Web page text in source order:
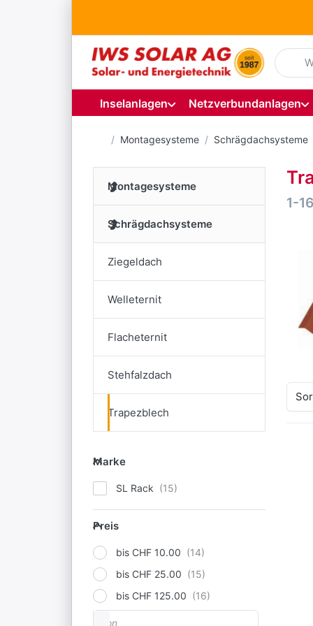
Geben
Inselanlagen Netzverbundanlagen
Startseite
Montagesysteme Schrägdachsysteme
Montagesysteme
Schrägdachsysteme
Ziegeldach
Welleternit
Flacheternit
Stehfalzdach
Trapezblech
Marke
Marke
SL Rack
Preis
Preis
bis CHF 10.00
bis CHF 25.00
bis CHF 125.00
Preisspanne
1-16